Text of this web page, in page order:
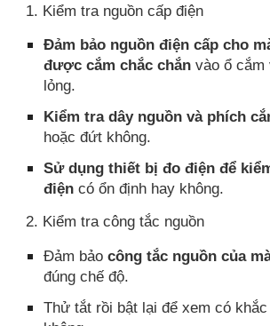
1. Kiểm tra nguồn cấp điện
Đảm bảo nguồn điện cấp cho
được cắm chắc chắn vào ổ cắm
lỏng.
Kiểm tra dây nguồn và phích
hoặc đứt không.
Sử dụng thiết bị đo điện để
điện có ổn định hay không.
2. Kiểm tra công tắc nguồn
Đảm bảocông tắc nguồn của
đúng chế độ.
Thử tắt rồi bật lại để xem có